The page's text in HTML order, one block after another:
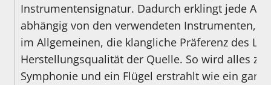
Instrumentensignatur. Dadurch erklingt jede
abhängig von den verwendeten Instrumenten,
im Allgemeinen, die klangliche Präferenz des
Herstellungsqualität der Quelle. So wird alles zu
Symphonie und ein Flügel erstrahlt wie ein